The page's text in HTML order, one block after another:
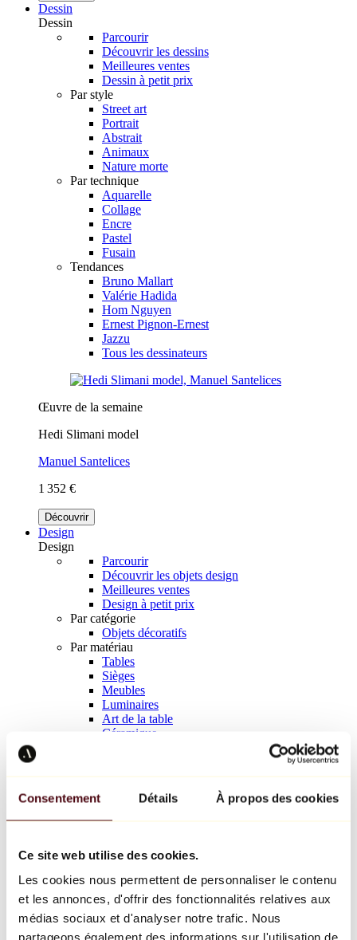
Consentement Détails À propos des cookies
Ce site web utilise des cookies.
Les cookies nous permettent de personnaliser le contenu
et les annonces, d'offrir des fonctionnalités relatives aux
médias sociaux et d'analyser notre trafic. Nous
partageons également des informations sur l'utilisation de
Dessin
Dessin
Parcourir
Découvrir les dessins
Meilleures ventes
Dessin à petit prix
Par style
Street art
Portrait
Abstrait
Animaux
Nature morte
Par technique
Aquarelle
Collage
Encre
Pastel
Fusain
Tendances
Bruno Mallart
Valérie Hadida
Hom Nguyen
Ernest Pignon-Ernest
Jazzu
Tous les dessinateurs
Œuvre de la semaine
Hedi Slimani model
Manuel Santelices
1 352 €
Découvrir
Design
Design
Parcourir
Découvrir les objets design
Meilleures ventes
Design à petit prix
Par catégorie
Objets décoratifs
Par matériau
Tables
Sièges
Meubles
Luminaires
Art de la table
Céramique
Jeff Koons
Jean-Michel Basquiat
Kaws
Œuvre de la semaine
Une poignée de prières.